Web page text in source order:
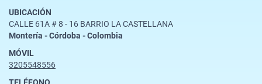
UBICACIÓN
CALLE 61A # 8 - 16 BARRIO LA CASTELLANA
Montería - Córdoba - Colombia
MÓVIL
3205548556
TELÉFONO